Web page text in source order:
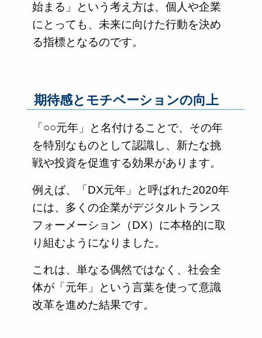
始まる」という考え方は、個人や企業
にとっても、未来に向けた行動を決め
る指標となるのです。
期待感とモチベーションの向上
「○○元年」と名付けることで、その年
を特別なものとして認識し、新たな挑
戦や投資を促進する効果があります。
例えば、「DX元年」と呼ばれた2020年
には、多くの企業がデジタルトランス
フォーメーション（DX）に本格的に取
り組むようになりました。
これは、単なる偶然ではなく、社会全
体が「元年」という言葉を使って意識
改革を進めた結果です。